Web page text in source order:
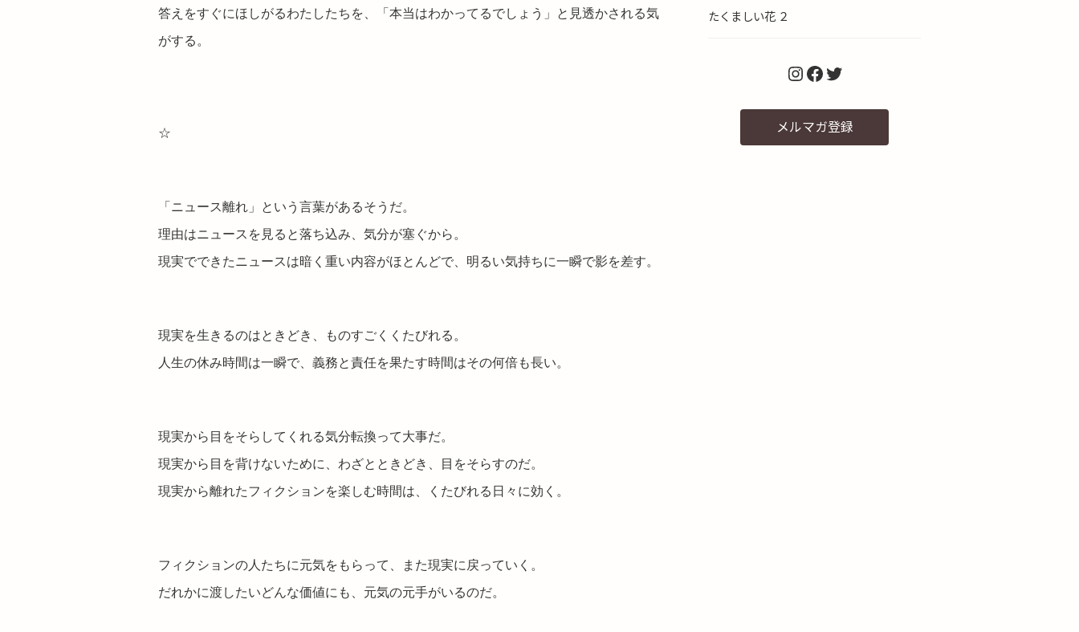
答えをすぐにほしがるわたしたちを、「本当はわかってるでしょう」と見透かされる気
がする。
☆
「ニュース離れ」という言葉があるそうだ。
理由はニュースを見ると落ち込み、気分が塞ぐから。
現実でできたニュースは暗く重い内容がほとんどで、明るい気持ちに一瞬で影を差す。
現実を生きるのはときどき、ものすごくくたびれる。
人生の休み時間は一瞬で、義務と責任を果たす時間はその何倍も長い。
現実から目をそらしてくれる気分転換って大事だ。
現実から目を背けないために、わざとときどき、目をそらすのだ。
現実から離れたフィクションを楽しむ時間は、くたびれる日々に効く。
フィクションの人たちに元気をもらって、また現実に戻っていく。
だれかに渡したいどんな価値にも、元気の元手がいるのだ。
たくましい花 ２
Instagram
Facebook
Twitter
メルマガ登録